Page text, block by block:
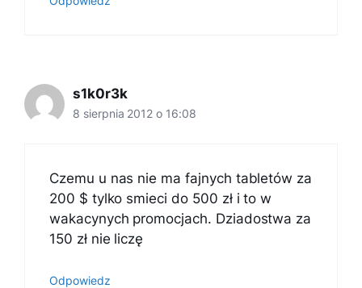
s1k0r3k
8 sierpnia 2012 o 16:08
Czemu u nas nie ma fajnych tabletów za
200 $ tylko smieci do 500 zł i to w
wakacynych promocjach. Dziadostwa za
150 zł nie liczę
Odpowiedz